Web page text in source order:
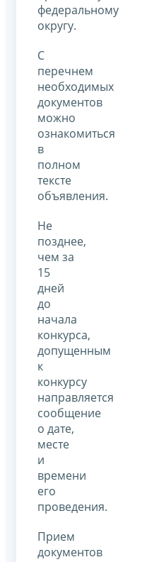
федеральному
округу.
С
перечнем
необходимых
документов
можно
ознакомиться
в
полном
тексте
объявления.
Не
позднее,
чем за
15
дней
до
начала
конкурса,
допущенным
к
конкурсу
направляется
сообщение
о дате,
месте
и
времени
его
проведения.
Прием
документов